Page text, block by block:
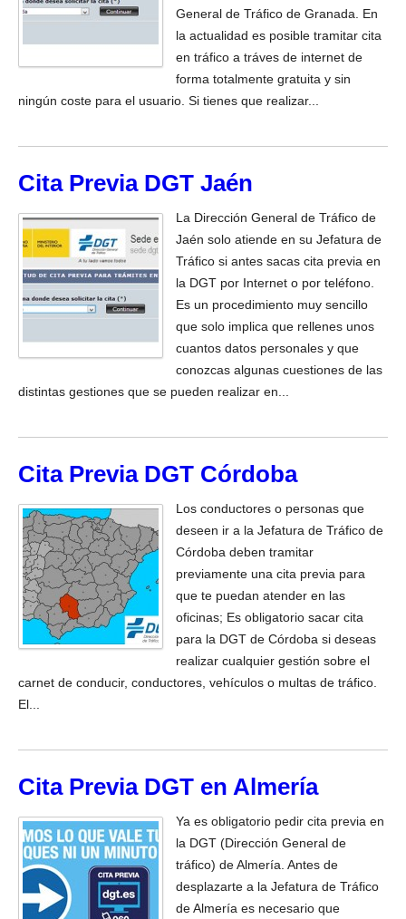
General de Tráfico de Granada. En
la actualidad es posible tramitar cita
en tráfico a tráves de internet de
forma totalmente gratuita y sin
ningún coste para el usuario. Si tienes que realizar...
Cita Previa DGT Jaén
La Dirección General de Tráfico de
Jaén solo atiende en su Jefatura de
Tráfico si antes sacas cita previa en
la DGT por Internet o por teléfono.
Es un procedimiento muy sencillo
que solo implica que rellenes unos
cuantos datos personales y que
conozcas algunas cuestiones de las
distintas gestiones que se pueden realizar en...
Cita Previa DGT Córdoba
Los conductores o personas que
deseen ir a la Jefatura de Tráfico de
Córdoba deben tramitar
previamente una cita previa para
que te puedan atender en las
oficinas; Es obligatorio sacar cita
para la DGT de Córdoba si deseas
realizar cualquier gestión sobre el
carnet de conducir, conductores, vehículos o multas de tráfico.
El...
Cita Previa DGT en Almería
Ya es obligatorio pedir cita previa en
la DGT (Dirección General de
tráfico) de Almería. Antes de
desplazarte a la Jefatura de Tráfico
de Almería es necesario que